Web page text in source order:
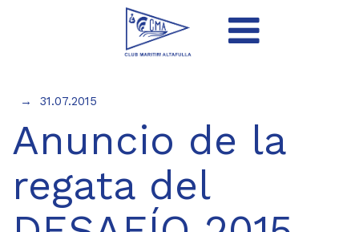
31.07.2015
Anuncio de la
regata del